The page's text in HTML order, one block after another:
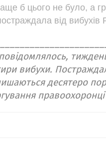
б цього не було, а
від вибухів
вибухи.
десятеро